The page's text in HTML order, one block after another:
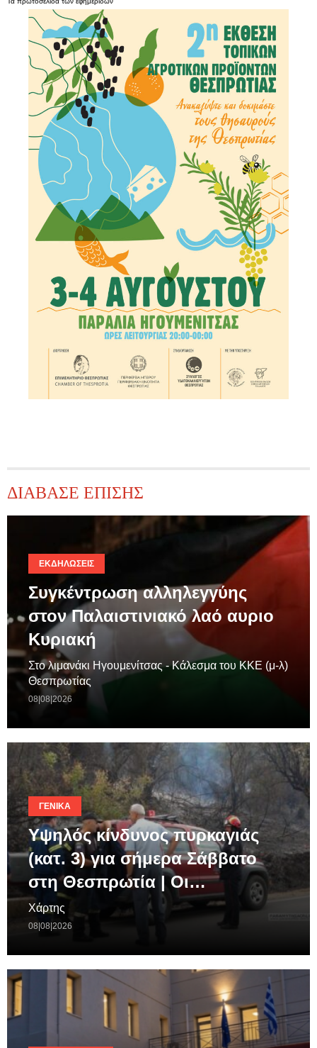
ΔΙΑΒΑΣΕ ΕΠΙΣΗΣ
ΕΚΔΗΛΏΣΕΙΣ
Συγκέντρωση αλληλεγγύης
στον Παλαιστινιακό λαό αυριο
Κυριακή
Στο λιμανάκι Ηγουμενίτσας - Κάλεσμα του ΚΚΕ (μ-λ)
Θεσπρωτίας
08|08|2026
ΓΕΝΙΚΆ
Υψηλός κίνδυνος πυρκαγιάς
(κατ. 3) για σήμερα Σάββατο
στη Θεσπρωτία | Οι…
Χάρτης
08|08|2026